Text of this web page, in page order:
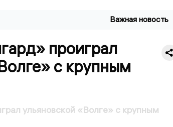
Важная новость
проиграл
с крупным
ульяновской «Волге» с крупным